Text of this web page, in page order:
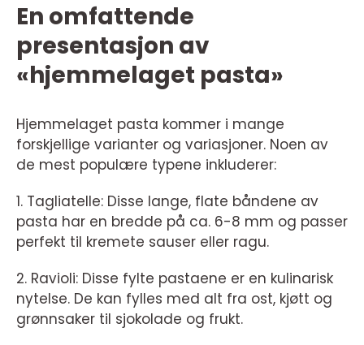
En omfattende
presentasjon av
«hjemmelaget pasta»
Hjemmelaget pasta kommer i mange
forskjellige varianter og variasjoner. Noen av
de mest populære typene inkluderer:
1. Tagliatelle: Disse lange, flate båndene av
pasta har en bredde på ca. 6-8 mm og passer
perfekt til kremete sauser eller ragu.
2. Ravioli: Disse fylte pastaene er en kulinarisk
nytelse. De kan fylles med alt fra ost, kjøtt og
grønnsaker til sjokolade og frukt.